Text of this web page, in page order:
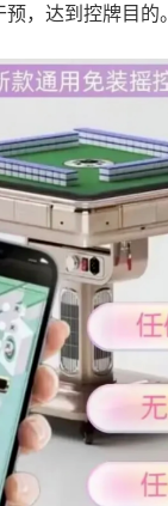
，达到控牌目的。